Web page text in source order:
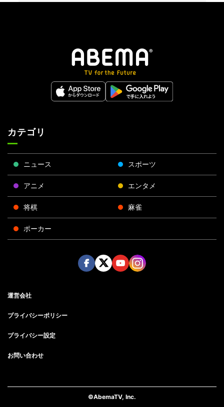
カテゴリ
ニュース スポーツ
アニメ エンタメ
将棋 麻雀
ポーカー
運営会社
プライバシーポリシー
プライバシー設定
お問い合わせ
©AbemaTV, Inc.